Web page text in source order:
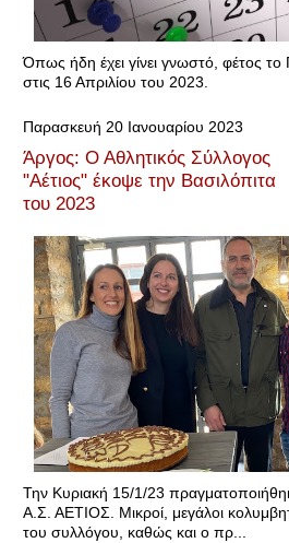
Όπως ήδη έχει γίνει γνωστό, φέτος το
στις 16 Απριλίου του 2023.
Παρασκευή 20 Ιανουαρίου 2023
Άργος: Ο Αθλητικός Σύλλογος
"Αέτιος" έκοψε την Βασιλόπιτα
του 2023
Την Κυριακή 15/1/23
Α.Σ. ΑΕΤΙΟΣ. Μικροί, μεγάλοι
του συλλόγου, καθώς και ο πρ...